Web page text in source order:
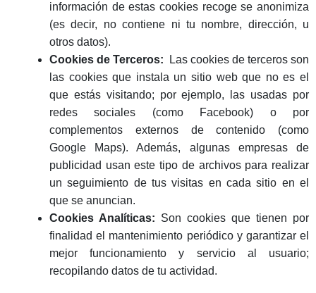
información de estas cookies recoge se anonimiza
(es decir, no contiene ni tu nombre, dirección, u
otros datos).
Cookies de Terceros: Las cookies de terceros son
las cookies que instala un sitio web que no es el
que estás visitando; por ejemplo, las usadas por
redes sociales (como Facebook) o por
complementos externos de contenido (como
Google Maps). Además, algunas empresas de
publicidad usan este tipo de archivos para realizar
un seguimiento de tus visitas en cada sitio en el
que se anuncian.
Cookies Analíticas: Son cookies que tienen por
finalidad el mantenimiento periódico y garantizar el
mejor funcionamiento y servicio al usuario;
recopilando datos de tu actividad.